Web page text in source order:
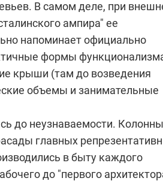
В самом деле, при
ампира" ее
напоминает официально
формы
крыши (там до возведения
объемы и занимательные
до неузнаваемости.
главных
в быту каждого
до "первого